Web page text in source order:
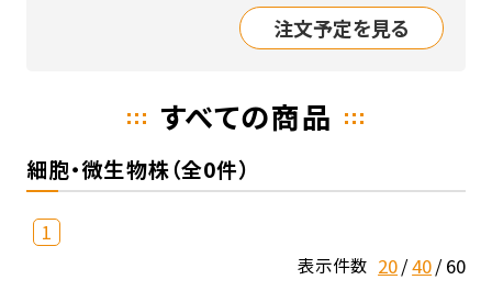
注文予定を見る
すべての商品
細胞・微生物株（全0件）
1
表示件数 20 40 60